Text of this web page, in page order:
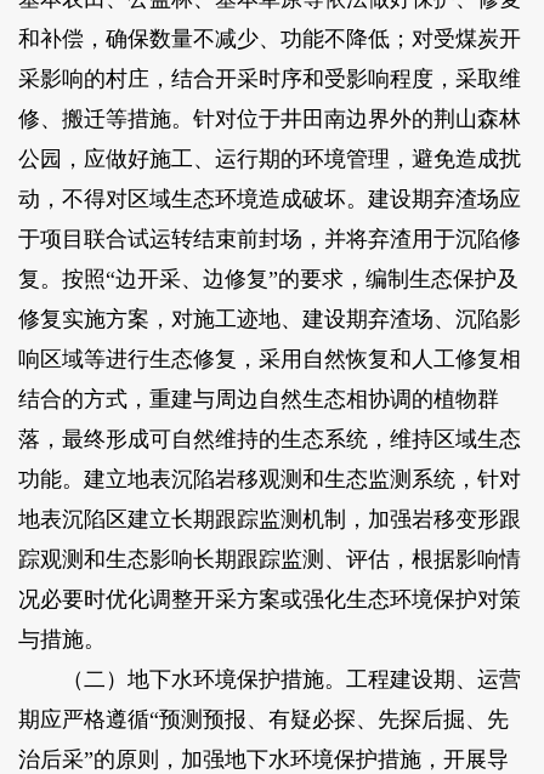
和补偿，确保数量不减少、功能不降低；对受煤炭开
采影响的村庄，结合开采时序和受影响程度，采取维
修、搬迁等措施。针对位于井田南边界外的荆山森林
公园，应做好施工、运行期的环境管理，避免造成扰
动，不得对区域生态环境造成破坏。建设期弃渣场应
于项目联合试运转结束前封场，并将弃渣用于沉陷修
复。按照“边开采、边修复”的要求，编制生态保护及
修复实施方案，对施工迹地、建设期弃渣场、沉陷影
响区域等进行生态修复，采用自然恢复和人工修复相
结合的方式，重建与周边自然生态相协调的植物群
落，最终形成可自然维持的生态系统，维持区域生态
功能。建立地表沉陷岩移观测和生态监测系统，针对
地表沉陷区建立长期跟踪监测机制，加强岩移变形跟
踪观测和生态影响长期跟踪监测、评估，根据影响情
况必要时优化调整开采方案或强化生态环境保护对策
与措施。
（二）地下水环境保护措施。工程建设期、运营
期应严格遵循“预测预报、有疑必探、先探后掘、先
治后采”的原则，加强地下水环境保护措施，开展导